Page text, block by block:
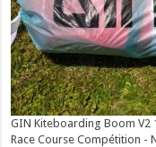
GIN Kiteboarding Boom V2
Race Course Compétition -